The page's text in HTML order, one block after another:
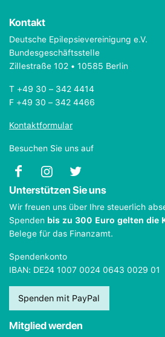
Kontakt
Deutsche Epilepsievereinigung e.V.
Bundesgeschäftsstelle
Zillestraße 102 • 10585 Berlin
T +49 30 – 342 4414
F +49 30 – 342 4466
Kontaktformular
Besuchen Sie uns auf
Unterstützen Sie uns
Wir freuen uns über Ihre steuerlich
Spenden bis zu 300 Euro gelten die
Belege für das Finanzamt.
Spendenkonto
IBAN: DE24 1007 0024 0643 0029 01
Spenden mit PayPal
Mitglied werden